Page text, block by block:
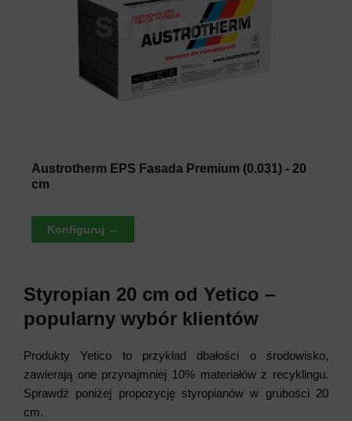
Austrotherm EPS Fasada Premium (0.031) - 20
cm
Konfiguruj →
Styropian 20 cm od Yetico –
popularny wybór klientów
Produkty Yetico to przykład dbałości o środowisko,
zawierają one przynajmniej 10% materiałów z recyklingu.
Sprawdź poniżej propozycję styropianów w grubości 20
cm.